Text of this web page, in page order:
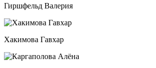
Гиршфельд Валерия
Хакимова Гавхар